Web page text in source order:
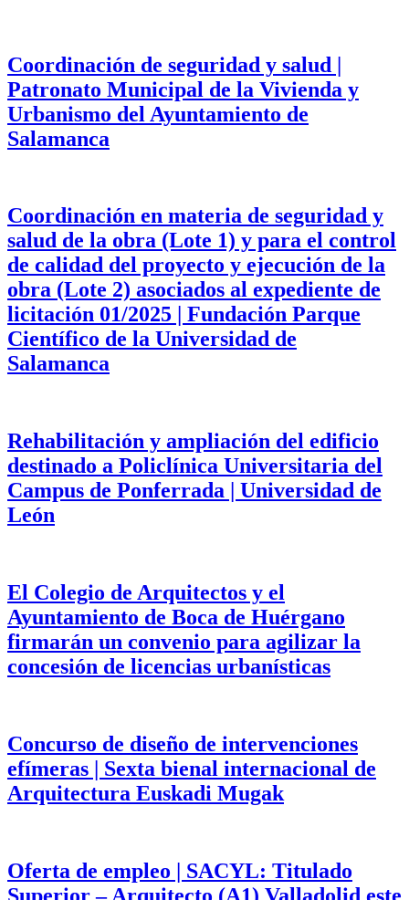
Coordinación de seguridad y salud |
Patronato Municipal de la Vivienda y
Urbanismo del Ayuntamiento de
Salamanca
Coordinación en materia de seguridad y
salud de la obra (Lote 1) y para el control
de calidad del proyecto y ejecución de la
obra (Lote 2) asociados al expediente de
licitación 01/2025 | Fundación Parque
Científico de la Universidad de
Salamanca
Rehabilitación y ampliación del edificio
destinado a Policlínica Universitaria del
Campus de Ponferrada | Universidad de
León
El Colegio de Arquitectos y el
Ayuntamiento de Boca de Huérgano
firmarán un convenio para agilizar la
concesión de licencias urbanísticas
Concurso de diseño de intervenciones
efímeras | Sexta bienal internacional de
Arquitectura Euskadi Mugak
Oferta de empleo | SACYL: Titulado
Superior – Arquitecto (A1) Valladolid este